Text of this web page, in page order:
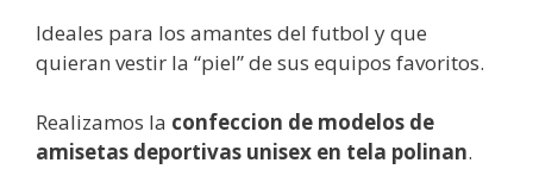
Ideales para los amantes del futbol y que
quieran vestir la “piel” de sus equipos favoritos.
Realizamos la confeccion de modelos de
amisetas deportivas unisex en tela polinan.